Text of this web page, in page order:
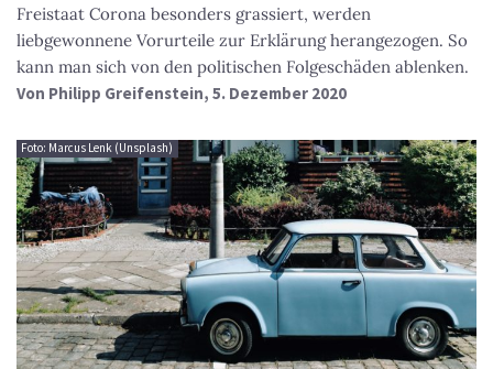
Freistaat Corona besonders grassiert, werden
liebgewonnene Vorurteile zur Erklärung herangezogen. So
kann man sich von den politischen Folgeschäden ablenken.
Von Philipp Greifenstein, 5. Dezember 2020
Foto: Marcus Lenk (Unsplash)